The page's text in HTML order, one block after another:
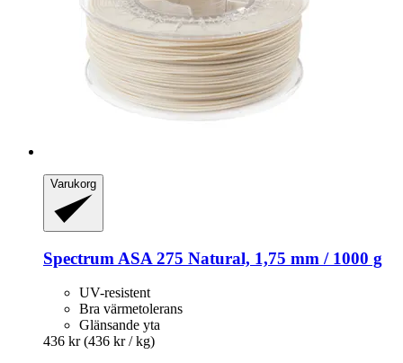
Varukorg
Spectrum ASA 275 Natural, 1,75 mm / 1000 g
UV-resistent
Bra värmetolerans
Glänsande yta
436 kr (436 kr / kg)